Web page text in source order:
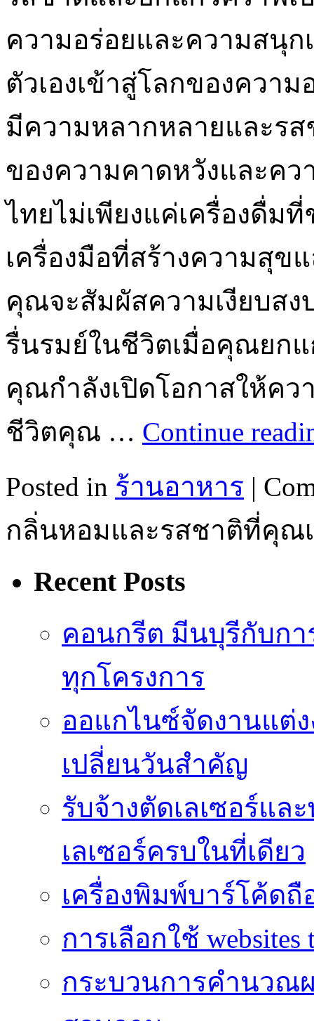
ความอร่อยและความสนุ
ตัวเองเข้าสู่โลกของควา
มีความหลากหลายและร
ของความคาดหวังและคว
ไทยไม่เพียงแค่เครื่องดื่ม
เครื่องมือที่สร้างความสุข
คุณจะสัมผัสความเงียบสง
รื่นรมย์ในชีวิตเมื่อคุณยก
คุณกำลังเปิดโอกาสให้คว
ชีวิตคุณ … Continue
Posted in ร้านอาหาร |
กลิ่นหอมและรสชาติที่คุณเ
Recent Posts
คอนกรีต มีนบุรีกับกา
ทุกโครงการ
ออแกไนซ์จัดงานแต่
เปลี่ยนวันสำคัญ
รับจ้างตัดเลเซอร์แ
เลเซอร์ครบในที่เดียว
เครื่องพิมพ์บาร์โค้ด
การเลือกใช้ websites
กระบวนการคำนวณ